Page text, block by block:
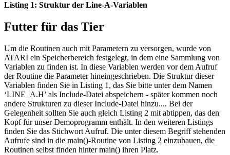
Listing 1: Struktur der Line-A-Variablen
Futter für das Tier
Um die Routinen auch mit Parametern zu versorgen, wurde von
ATARI ein Speicherbereich festgelegt, in dem eine Sammlung von
Variablen zu finden ist. In diese Variablen werden vor dem Aufruf
der Routine die Parameter hineingeschrieben. Die Struktur dieser
Variablen finden Sie in Listing 1, das Sie bitte unter dem Namen
‘LINE_A.H’ als Include-Datei abspeichern - später kommen noch
andere Strukturen zu dieser Include-Datei hinzu.... Bei der
Gelegenheit sollten Sie auch gleich Listing 2 mit abtippen, das den
Kopf für unser Demoprogramm enthält. In den weiteren Listings
finden Sie das Stichwort Aufruf. Die unter diesem Begriff stehenden
Aufrufe sind in die main()-Routine von Listing 2 einzubauen, die
Routinen selbst finden hinter main() ihren Platz.